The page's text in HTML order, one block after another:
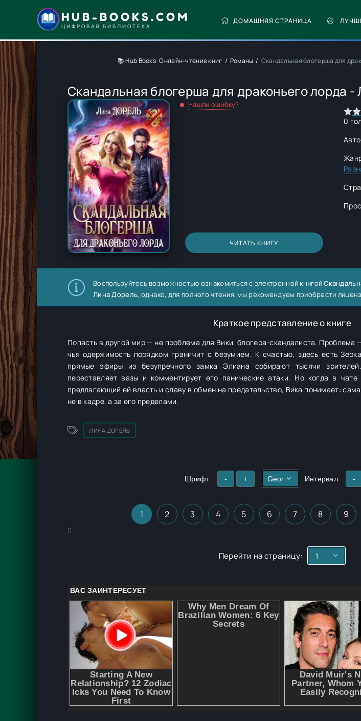
HUB-BOOKS.COM
ЦИФРОВАЯ БИБЛИОТЕКА
ДОМАШНЯЯ СТРАНИЦА
📚 Hub Books: Онлайн-чтение книг Романы Скандальная блогерша для
Скандальная блогерша для драконьего лорда
Нашли ошибку?
ЧИТАТЬ КНИГУ
0
Воспользуйтесь возможностью ознакомиться с электронной книгой
Лина Дорель, однако, для полного чтения, мы рекомендуем приобрести
Краткое представление о книге
Попасть в другой мир — не проблема для Вики, блогера-скандалиста. Проблема
чья одержимость порядком граничит с безумием. К счастью, здесь есть
прямые эфиры из безупречного замка Элиана собирают тысячи
переставляет вазы и комментирует его панические атаки. Но когда в чате
предлагающий ей власть и славу в обмен на предательство, Вика понимает:
не в кадре, а за его пределами.
ЛИНА ДОРЕЛЬ
Шрифт: - + Интервал: -
1 2 3 4 5 6 7 8 9
Перейти на страницу: